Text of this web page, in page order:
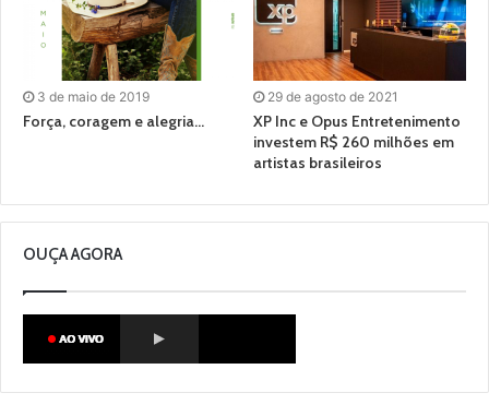
3 de maio de 2019
Força, coragem e alegria…
29 de agosto de 2021
XP Inc e Opus Entretenimento
investem R$ 260 milhões em
artistas brasileiros
OUÇA AGORA